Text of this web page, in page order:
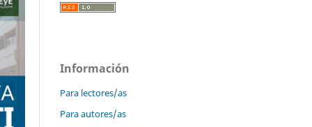
Información
Para lectores/as
Para autores/as